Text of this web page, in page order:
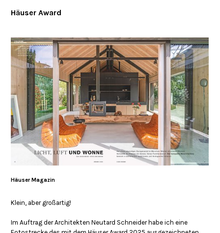
Häuser Award
Häuser Magazin
Klein, aber großartig!
Im Auftrag der Architekten Neutard Schneider habe ich eine